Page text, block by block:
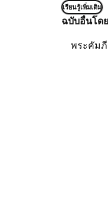
เรียนรู้เพิ่มเติม
ฉบับอื่นโด
พระคัม